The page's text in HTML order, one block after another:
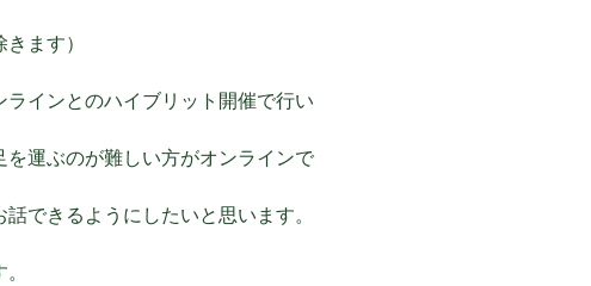
ます）
インとのハイブリット開催で行い
運ぶのが難しい方がオンラインで
できるようにしたいと思います。